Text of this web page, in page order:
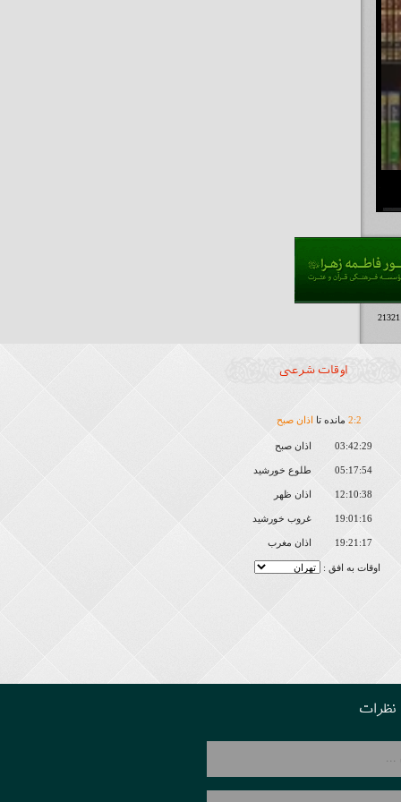
اوقات شرعی
2:2 مانده تا اذان صبح
03:42:29 اذان صبح
05:17:54 طلوع خورشید
12:10:38 اذان ظهر
19:01:16 غروب خورشید
19:21:17 اذان مغرب
اوقات به افق :
نظرات